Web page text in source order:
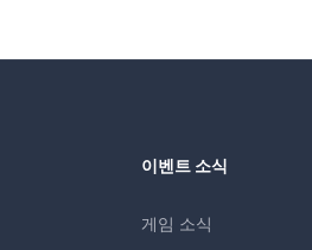
이벤트 소식
게임 소식